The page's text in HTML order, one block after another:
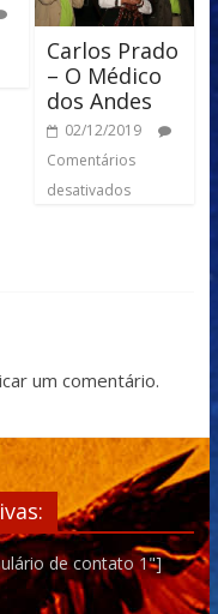
Carlos Prado
– O Médico
dos Andes
02/12/2019
Comentários
desativados
um comentário.
de contato 1"]